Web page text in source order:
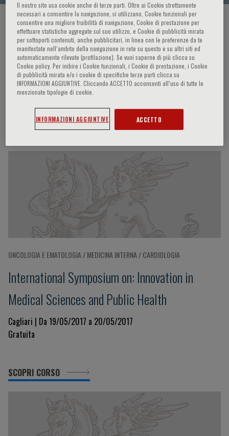
HOME PAGE / CORSI ED EVENTI / RELATORE
Aldo Rinaldi
Partecipazioni del relatore
ONCOLOGIA E EMATOLOGIA / MEDICINA INTERNA / CARDIOLOGIA
International Symposium on: Innovation in
Medical Sciences and Public Health
Cagliari | Da 19/05/2017 a 20/05/2017
Gratuita
SCOPRI CORSO
Il nostro sito usa cookie anche di terze parti. Oltre ai Cookie strettamente
necessari a consentire la navigazione, si utilizzano, Cookie funzionali per
consentire una migliore fruibilità di navigazione, Cookie di prestazione per
effettuare statistiche aggregate sul suo utilizzo, e Cookie di pubblicità mirata
per sottoporti contenuti, anche pubblicitari, in linea con le preferenze da te
manifestate nell‘ambito della navigazione in rete su questo e su altri siti ed
automaticamente rilevate (profilazione). Se vuoi saperne di più clicca su
Cookie policy. Per inibire i Cookie funzionali, i Cookie di prestazione, i Cookie
di pubblicità mirata e/o i cookie di specifiche terze parti clicca su
INFORMAZIONI AGGIUNTIVE. Cliccando ACCETTO acconsenti all’uso di tutte le
menzionate tipologie di cookie.
INFORMAZIONI AGGIUNTIVE ACCETTO